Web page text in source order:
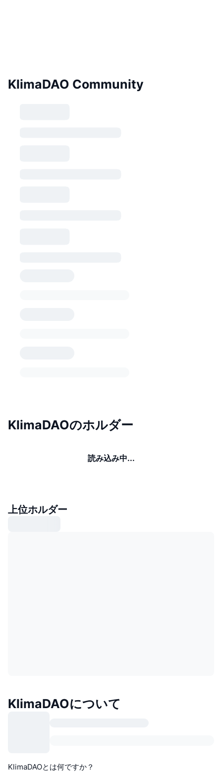
KlimaDAO Community
KlimaDAOのホルダー
読み込み中...
上位ホルダー
KlimaDAOについて
KlimaDAOとは何ですか？